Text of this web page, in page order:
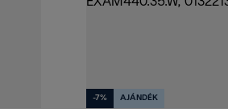
-7% AJÁNDÉK